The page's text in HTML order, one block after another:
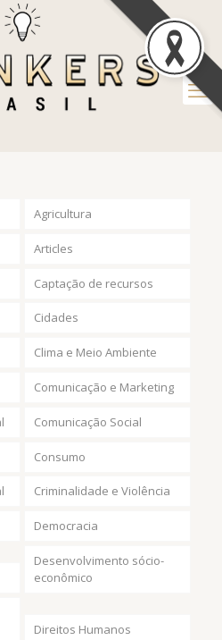
Agricultura
Articles
Captação de recursos
Cidades
Clima e Meio Ambiente
Comunicação e Marketing
Comunicação Social
Consumo
Criminalidade e Violência
Democracia
Desenvolvimento sócio-
econômico
Direitos Humanos